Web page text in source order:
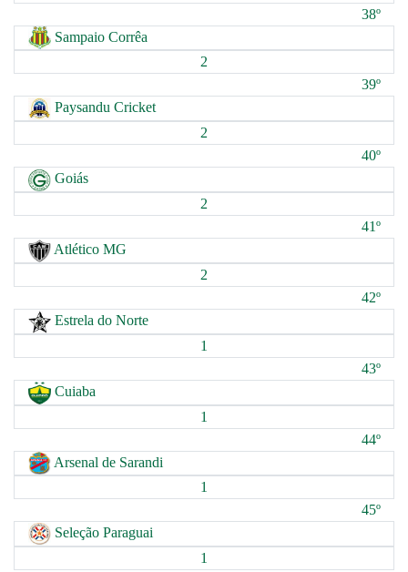
38º
Sampaio Corrêa
2
39º
Paysandu Cricket
2
40º
Goiás
2
41º
Atlético MG
2
42º
Estrela do Norte
1
43º
Cuiaba
1
44º
Arsenal de Sarandi
1
45º
Seleção Paraguai
1